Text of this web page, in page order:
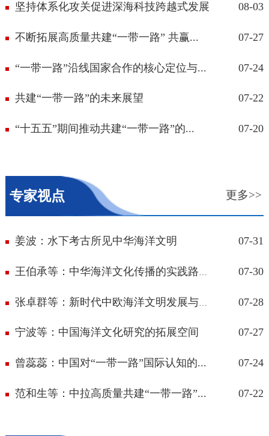
坚持体系化攻关促进深海科技跨越式发展 08-03
不断拓展高质量共建“一带一路” 共赢... 07-27
“一带一路”沿线国家合作的核心定位与... 07-24
共建“一带一路”的未来展望 07-22
“十五五”期间推动共建“一带一路”的... 07-20
专家视点 更多>>
姜波：水下考古所见中华海洋文明 07-31
07-30
07-28
宁波等：中国海洋文化研究的拓展空间 07-27
曾蕊蕊：中国对“一带一路”国际认知的... 07-24
范和生等：中拉高质量共建“一带一路”... 07-22